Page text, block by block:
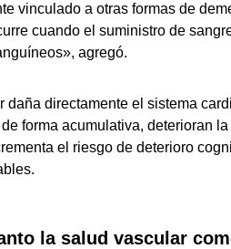
vinculado a otras formas de
cuando el suministro de
agregó.
daña directamente el sistema
forma acumulativa, deterioran
el riesgo de deterioro
la salud vascular